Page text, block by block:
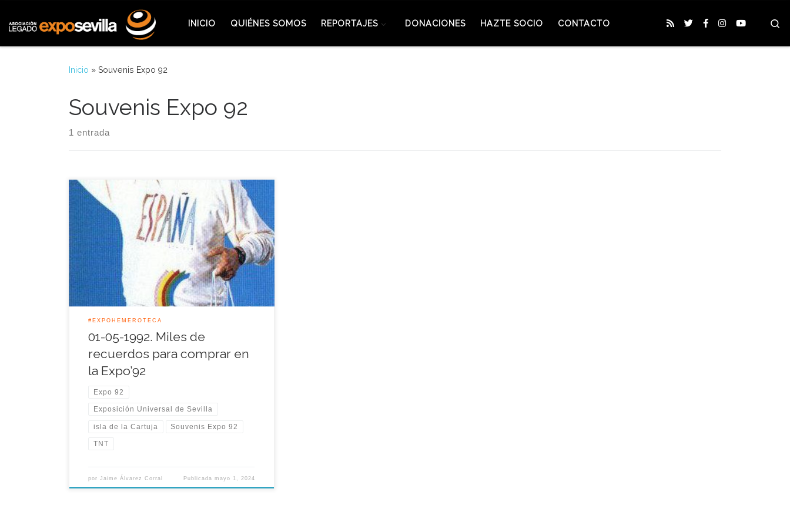
INICIO QUIÉNES SOMOS REPORTAJES DONACIONES HAZTE SOCIO CONTACTO
Inicio » Souvenis Expo 92
Souvenis Expo 92
1 entrada
Hoy viajamos en la Expo-Hemeroteca hasta 1992,
recordando las diferentes zonas del recinto donde
era muchos los lugares donde se podía adquirir
mil recuerdos de la Expo’92, la mayoría de los
pabellones vendieron catálogos con una variedad
muy temática, desde manuales sobre lo que ofrece
una comunidad autónoma afincada
periódicamente […]
#EXPOHEMEROTECA
01-05-1992. Miles de
recuerdos para comprar en
la Expo’92
Expo 92
Exposición Universal de Sevilla
isla de la Cartuja Souvenis Expo 92
TNT
porJaime Álvarez Corral Publicada mayo 1, 2024